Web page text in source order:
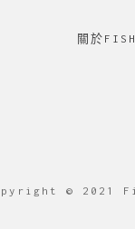
關於
© 2021